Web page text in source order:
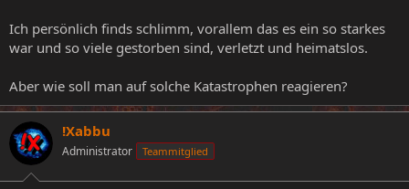
Ich persönlich finds schlimm, vorallem das es ein so starkes
war und so viele gestorben sind, verletzt und heimatslos.
Aber wie soll man auf solche Katastrophen reagieren?
!Xabbu
Administrator Teammitglied